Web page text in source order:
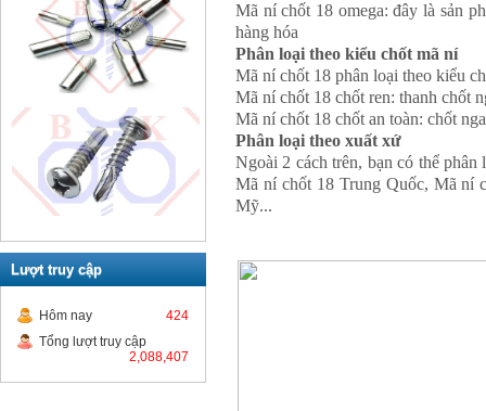
Mã ní chốt 18 omega: đây là sản
hàng hóa
Phân loại theo kiểu chốt mã ní
Mã ní chốt 18 phân loại theo kiểu
Mã ní chốt 18 chốt ren: thanh chốt
Mã ní chốt 18 chốt an toàn: chốt
Phân loại theo xuất xứ
Ngoài 2 cách trên, bạn có thể
Mã ní chốt 18 Trung Quốc, Mã ní
Mỹ...
Lượt truy cập
Hôm nay
424
Tổng lượt truy cập
2,088,407